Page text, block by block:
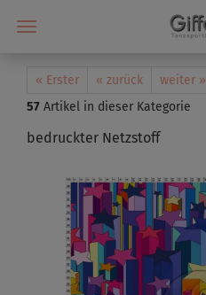
« Erster « zurück weiter »
57 Artikel in dieser Kategorie
bedruckter Netzstoff